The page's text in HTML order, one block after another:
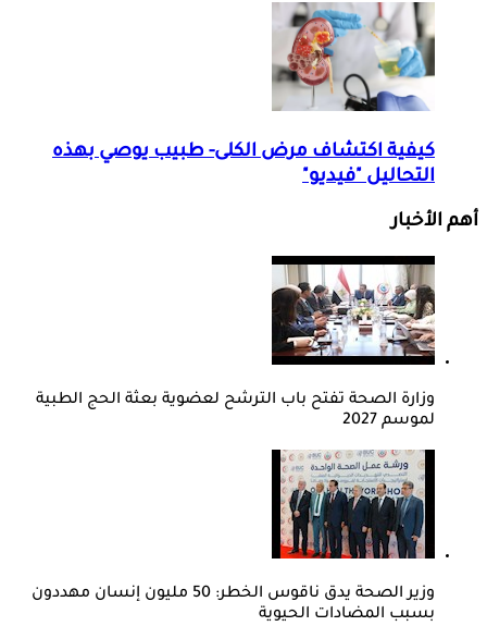
كيفية اكتشاف مرض الكلى- طبيب يوصي بهذه
التحاليل "فيديو"
أهم الأخبار
وزارة الصحة تفتح باب الترشح لعضوية بعثة الحج الطبية
لموسم 2027
وزير الصحة يدق ناقوس الخطر: 50 مليون إنسان مهددون
بسبب المضادات الحيوية